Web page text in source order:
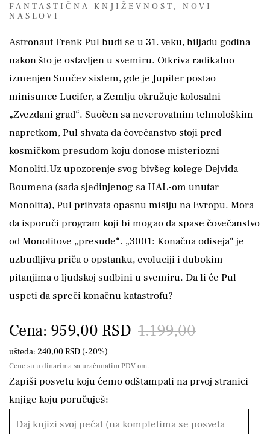
FANTASTIČNA KNJIŽEVNOST , NOVI
NASLOVI
Astronaut Frenk Pul budi se u 31. veku, hiljadu godina
nakon što je ostavljen u svemiru. Otkriva radikalno
izmenjen Sunčev sistem, gde je Jupiter postao
minisunce Lucifer, a Zemlju okružuje kolosalni
„Zvezdani grad“. Suočen sa neverovatnim tehnološkim
napretkom, Pul shvata da čovečanstvo stoji pred
kosmičkom presudom koju donose misteriozni
Monoliti.Uz upozorenje svog bivšeg kolege Dejvida
Boumena (sada sjedinjenog sa HAL-om unutar
Monolita), Pul prihvata opasnu misiju na Evropu. Mora
da isporuči program koji bi mogao da spase čovečanstvo
od Monolitove „presude“. „3001: Konačna odiseja“ je
uzbudljiva priča o opstanku, evoluciji i dubokim
pitanjima o ljudskoj sudbini u svemiru. Da li će Pul
uspeti da spreči konačnu katastrofu?
Cena: 959,00 RSD 1.199,00
ušteda: 240,00 RSD (-20%)
Cene su u dinarima sa uračunatim PDV-om.
Zapiši posvetu koju ćemo odštampati na prvoj stranici
knjige koju poručuješ: